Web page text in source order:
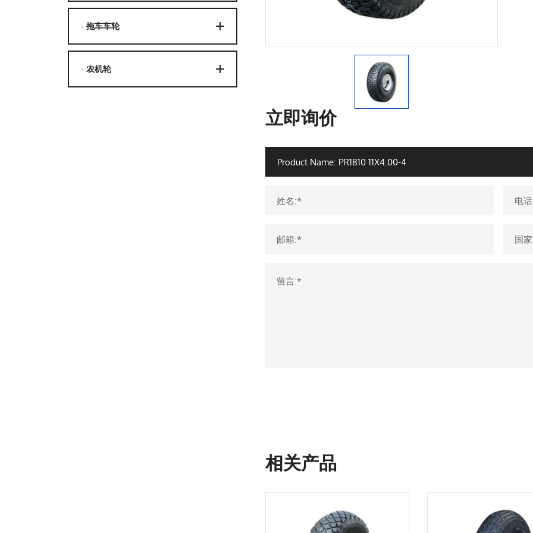
- 拖车车轮
- 农机轮
立即询价
姓名:* 电
邮箱:* 国
留言:*
相关产品